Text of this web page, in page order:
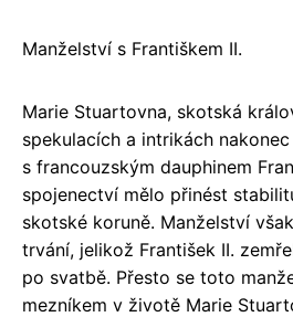
Manželství s Františkem II.
Marie Stuartovna, skotská
spekulacích a intrikách
s francouzským dauphinem
spojenectví mělo přinést
skotské koruně. Manželství
trvání, jelikož František II.
po svatbě. Přesto se toto
mezníkem v životě Marie